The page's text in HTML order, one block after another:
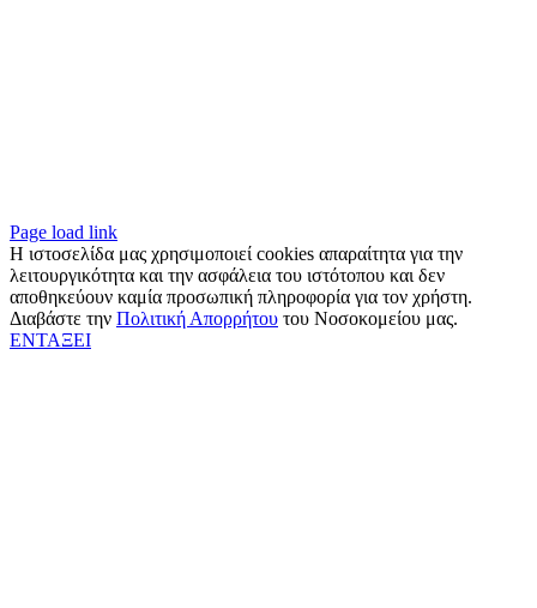
Page load link
Η ιστοσελίδα μας χρησιμοποιεί cookies απαραίτητα για την
λειτουργικότητα και την ασφάλεια του ιστότοπου και δεν
αποθηκεύουν καμία προσωπική πληροφορία για τον χρήστη.
Διαβάστε την Πολιτική Απορρήτου του Νοσοκομείου μας.
ΕΝΤΑΞΕΙ